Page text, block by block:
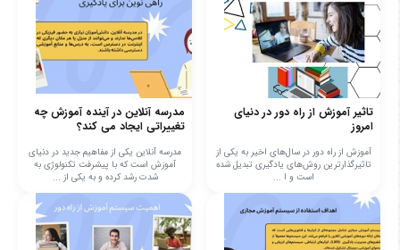
تاثیر آموزش از راه دور در دنیای
امروز
آموزش از راه دور در سال‌های اخیر به یکی از
تاثیرگذارترین روش‌های یادگیری تبدیل شده
است و ا ...
مدرسه آنلاین در آینده آموزش چه
تغییراتی ایجاد می کند؟
مدرسه آنلاین یکی از مفاهیم جدید در دنیای
آموزش است که با پیشرفت تکنولوژی به
شدت رشد کرده و به یکی از ...